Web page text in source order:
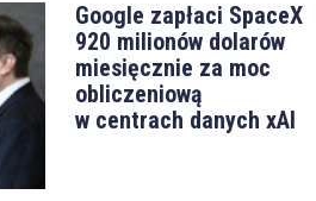
Google zapłaci SpaceX
920 milionów dolarów
miesięcznie za moc
obliczeniową
w centrach danych xAI